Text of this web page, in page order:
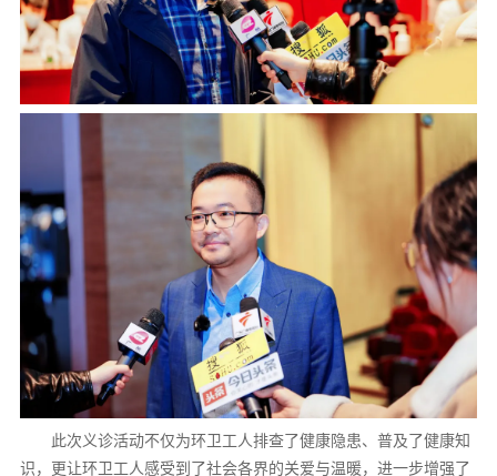
此次义诊活动不仅为环卫工人排查了健康隐患、普及了健康知
识，更让环卫工人感受到了社会各界的关爱与温暖，进一步增强了